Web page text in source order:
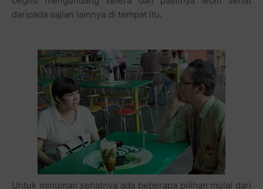
daripada sajian lainnya di tempat itu.
Untuk minuman sehatnya ada beberapa pilihan mulai dari